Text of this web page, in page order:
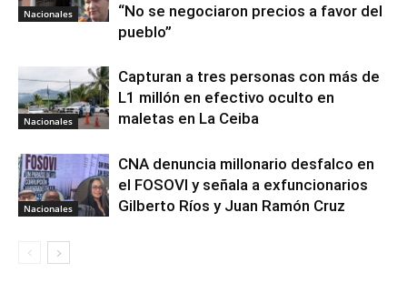
Nacionales
“No se negociaron precios a favor del
pueblo”
Nacionales
Capturan a tres personas con más de
L1 millón en efectivo oculto en
maletas en La Ceiba
Nacionales
CNA denuncia millonario desfalco en
el FOSOVI y señala a exfuncionarios
Gilberto Ríos y Juan Ramón Cruz